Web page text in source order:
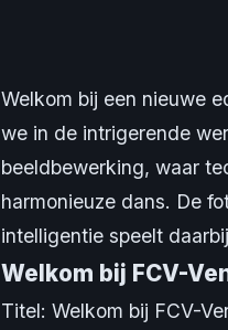
Welkom bij een nieuwe
we in de intrigerende
beeldbewerking, waar
harmonieuze dans. De
intelligentie speelt
Welkom bij FCV-
Titel: Welkom bij FCV-